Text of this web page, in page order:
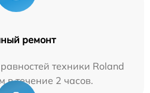
ремонт
техники Roland
в течение 2 часов.